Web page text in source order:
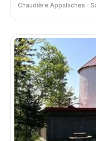
Chaudière Appalaches